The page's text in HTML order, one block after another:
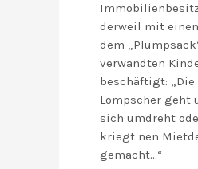
derweil mit
dem
verwandten
beschäftigt: „Die
Lompscher geht
sich umdreht
kriegt nen
gemacht…“